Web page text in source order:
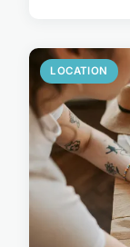
LOCATION